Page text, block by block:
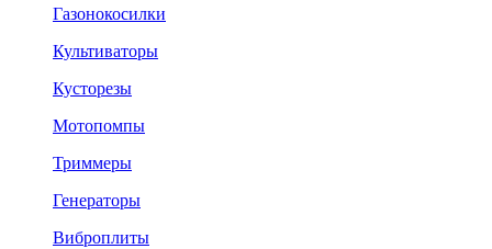
Газонокосилки
Культиваторы
Кусторезы
Мотопомпы
Триммеры
Генераторы
Виброплиты